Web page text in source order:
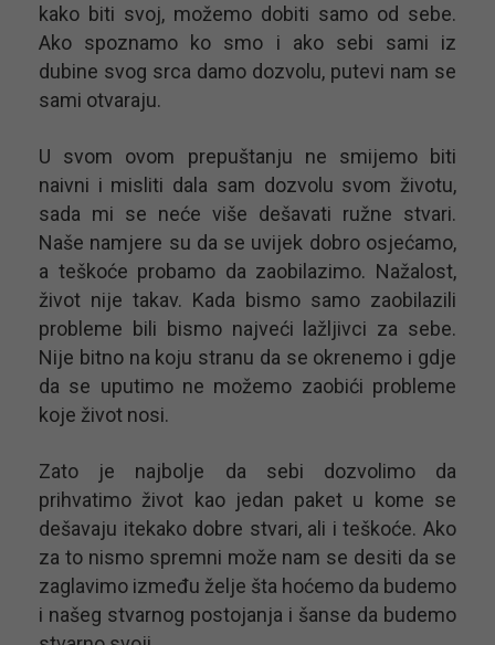
kako biti svoj, možemo dobiti samo od sebe.
Ako spoznamo ko smo i ako sebi sami iz
dubine svog srca damo dozvolu, putevi nam se
sami otvaraju.
U svom ovom prepuštanju ne smijemo biti
naivni i misliti dala sam dozvolu svom životu,
sada mi se neće više dešavati ružne stvari.
Naše namjere su da se uvijek dobro osjećamo,
a teškoće probamo da zaobilazimo. Nažalost,
život nije takav. Kada bismo samo zaobilazili
probleme bili bismo najveći lažljivci za sebe.
Nije bitno na koju stranu da se okrenemo i gdje
da se uputimo ne možemo zaobići probleme
koje život nosi.
Zato je najbolje da sebi dozvolimo da
prihvatimo život kao jedan paket u kome se
dešavaju itekako dobre stvari, ali i teškoće. Ako
za to nismo spremni može nam se desiti da se
zaglavimo između želje šta hoćemo da budemo
i našeg stvarnog postojanja i šanse da budemo